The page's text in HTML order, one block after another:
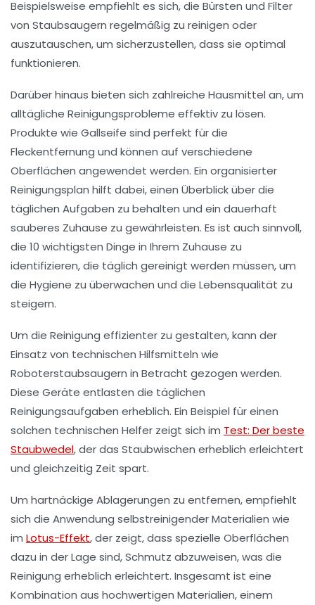
Beispielsweise empfiehlt es sich, die Bürsten und Filter
von Staubsaugern regelmäßig zu reinigen oder
auszutauschen, um sicherzustellen, dass sie optimal
funktionieren.
Darüber hinaus bieten sich zahlreiche Hausmittel an, um
alltägliche Reinigungsprobleme effektiv zu lösen.
Produkte wie Gallseife sind perfekt für die
Fleckentfernung und können auf verschiedene
Oberflächen angewendet werden. Ein organisierter
Reinigungsplan hilft dabei, einen Überblick über die
täglichen Aufgaben zu behalten und ein dauerhaft
sauberes Zuhause zu gewährleisten. Es ist auch sinnvoll,
die 10 wichtigsten Dinge in Ihrem Zuhause zu
identifizieren, die täglich gereinigt werden müssen, um
die Hygiene zu überwachen und die Lebensqualität zu
steigern.
Um die Reinigung effizienter zu gestalten, kann der
Einsatz von technischen Hilfsmitteln wie
Roboterstaubsaugern in Betracht gezogen werden.
Diese Geräte entlasten die täglichen
Reinigungsaufgaben erheblich. Ein Beispiel für einen
solchen technischen Helfer zeigt sich im Test: Der beste
Staubwedel, der das Staubwischen erheblich erleichtert
und gleichzeitig Zeit spart.
Um hartnäckige Ablagerungen zu entfernen, empfiehlt
sich die Anwendung selbstreinigender Materialien wie
im Lotus-Effekt, der zeigt, dass spezielle Oberflächen
dazu in der Lage sind, Schmutz abzuweisen, was die
Reinigung erheblich erleichtert. Insgesamt ist eine
Kombination aus hochwertigen Materialien, einem